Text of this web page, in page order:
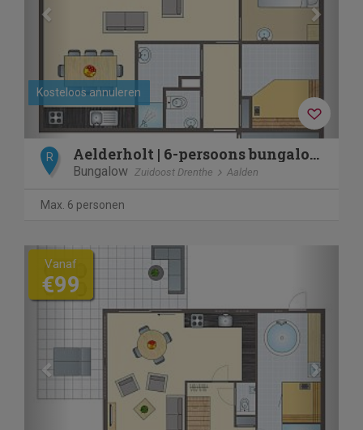
Kosteloos annuleren
R Aelderholt | 6-persoons bungalow | 6CE
Bungalow Zuidoost Drenthe Aalden
Max. 6 personen
Previous
Vanaf
€99